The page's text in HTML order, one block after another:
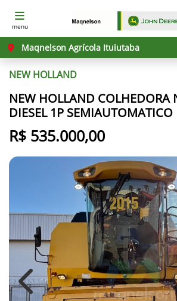
menu
Maqnelson Agrícola Ituiutaba
NEW HOLLAND
NEW HOLLAND COLHEDORA
DIESEL 1P SEMIAUTOMATICO
R$ 535.000,00
Previous